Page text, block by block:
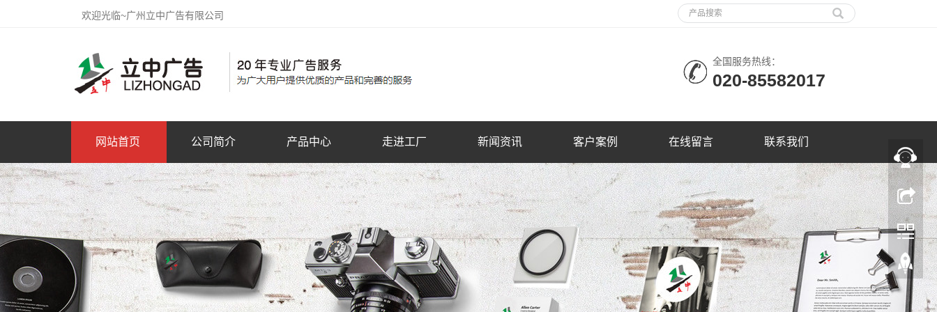
欢迎光临~广州立中广告有限公司
全国服务热线：
020-85582017
网站首页 公司简介 产品中心 走进工厂 新闻资讯 客户案例 在线留言 联系我们